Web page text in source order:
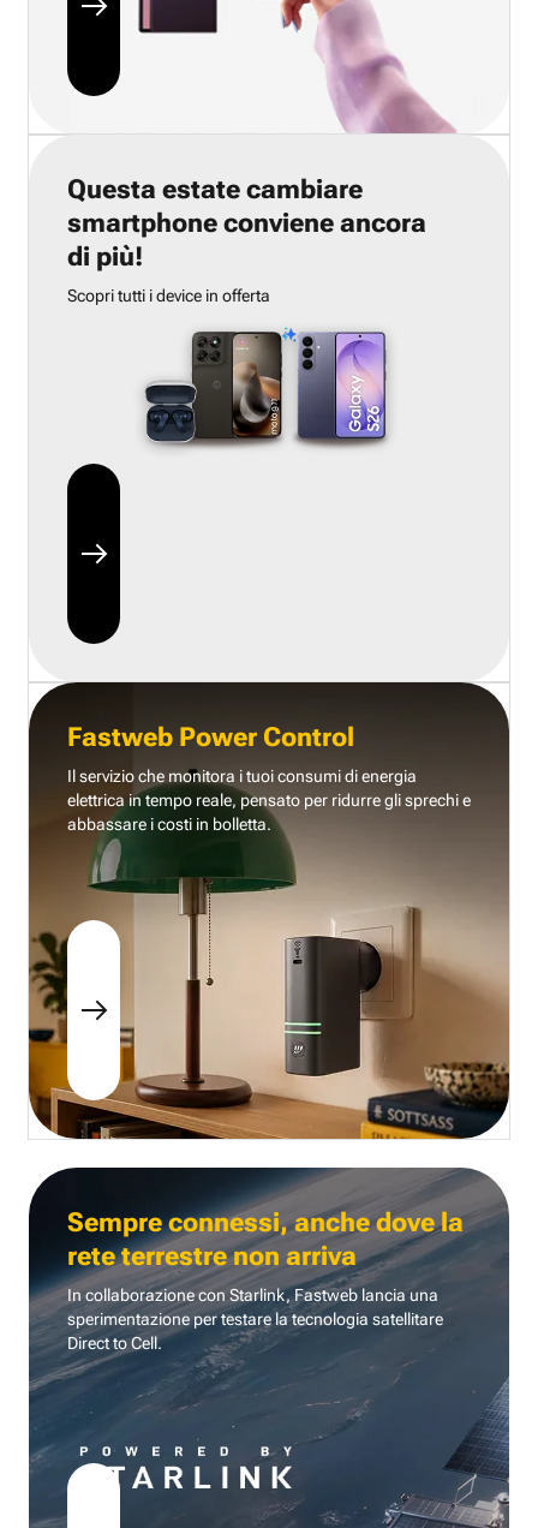
Questa estate cambiare
smartphone conviene ancora
di più!
Scopri tutti i device in offerta
Fastweb Power Control
Il servizio che monitora i tuoi consumi di energia
elettrica in tempo reale, pensato per ridurre gli sprechi e
abbassare i costi in bolletta.
Sempre connessi, anche dove la
rete terrestre non arriva
In collaborazione con Starlink, Fastweb lancia una
sperimentazione per testare la tecnologia satellitare
Direct to Cell.